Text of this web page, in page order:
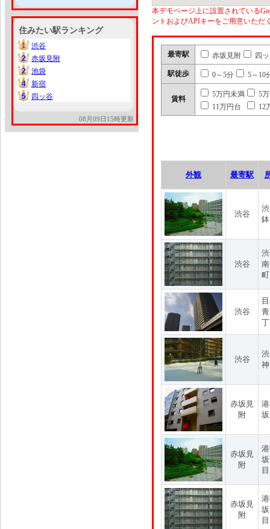
住みたい駅ランキング
1
1
渋谷
2
2
赤坂見附
2
2
池袋
4
4
新宿
5
5 四ッ谷
08月09日15時更新
本デモページ上に設置されている
ントおよびAPIキーをご用意いただ
最寄駅 赤坂見附 四
駅徒歩 0～5分 5～10
賃料
5万円未満
5
11万円台
12
外観 最寄駅
渋谷
渋谷
渋谷
渋谷
赤坂見
附
赤坂見
附
目
赤坂見
附
目